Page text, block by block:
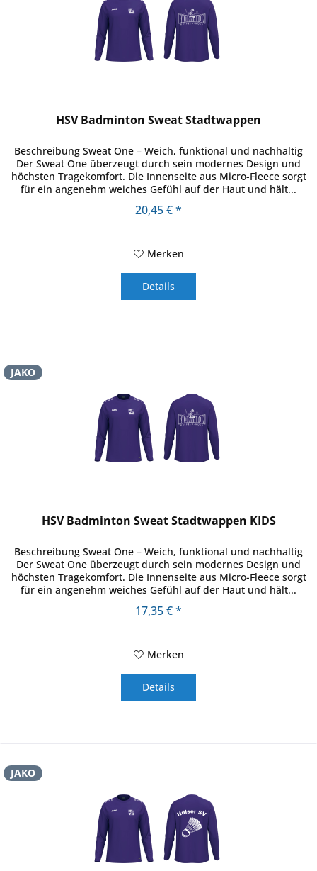
HSV Badminton Sweat Stadtwappen
Beschreibung Sweat One – Weich, funktional und nachhaltig
Der Sweat One überzeugt durch sein modernes Design und
höchsten Tragekomfort. Die Innenseite aus Micro-Fleece sorgt
für ein angenehm weiches Gefühl auf der Haut und hält...
20,45 € *
Merken
Details
JAKO
HSV Badminton Sweat Stadtwappen KIDS
Beschreibung Sweat One – Weich, funktional und nachhaltig
Der Sweat One überzeugt durch sein modernes Design und
höchsten Tragekomfort. Die Innenseite aus Micro-Fleece sorgt
für ein angenehm weiches Gefühl auf der Haut und hält...
17,35 € *
Merken
Details
JAKO